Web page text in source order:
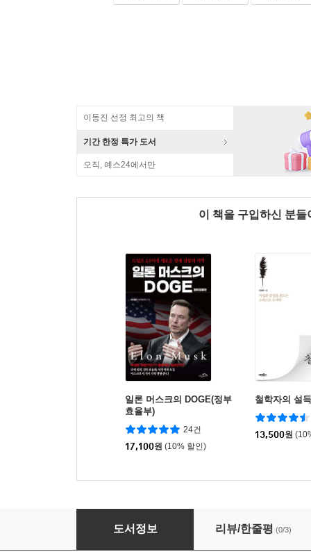
이동진 선정 최고의 책
기간 한정 특가 도서
오직, 예스24에서만
이 책을 구입하신 분
일론 머스크의 DOGE(정부
효율부)
24건
17,100원 (10% 할인)
철학자의 설
13,500원
철학으로 돌파하라
도서정보 리뷰/한줄평 (0/3)